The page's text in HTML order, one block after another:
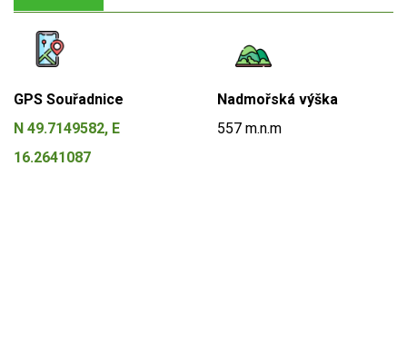
GPS Souřadnice
N 49.7149582, E
16.2641087
Nadmořská výška
557 m.n.m